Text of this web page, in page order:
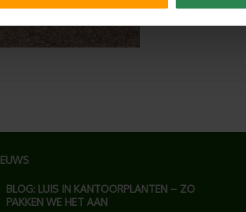
BLOG: LUIS IN KANTOORPLANTEN – ZO
PAKKEN WE HET AAN